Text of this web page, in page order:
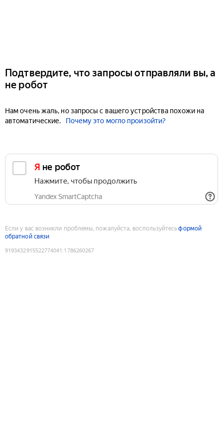
Подтвердите, что запросы отправляли вы, а
не робот
Нам очень жаль, но запросы с вашего устройства похожи на
автоматические.
Почему это могло произойти?
Я не робот
Нажмите, чтобы продолжить
Yandex SmartCaptcha
Если у вас возникли проблемы, пожалуйста, воспользуйтесьформой
обратной связи
9193432915522774041 :1786260267